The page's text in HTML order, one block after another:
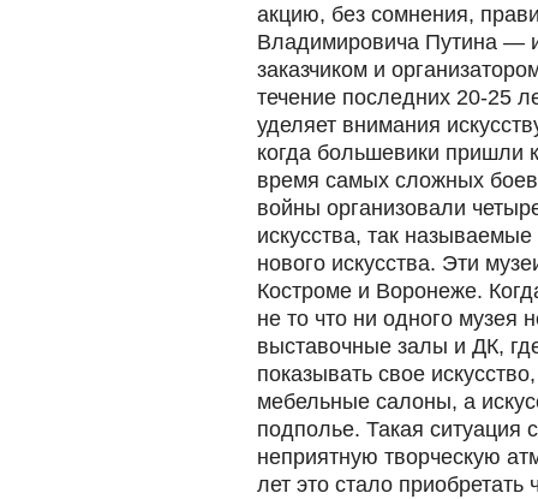
акцию, без сомнения,
Владимировича Путина —
заказчиком и
течение последних 20-25
уделяет внимания
когда большевики пришли
время самых сложных
войны организовали
искусства, так
нового искусства. Эти
Костроме и Воронеже.
не то что ни одного музея
выставочные залы и ДК,
показывать свое
мебельные салоны, а
подполье. Такая ситуация
неприятную творческую
лет это стало